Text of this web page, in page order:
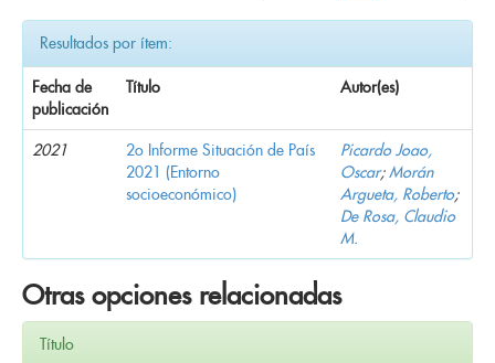
Resultados por ítem:
Fecha de
publicación
Título Autor(es)
2021
2o Informe Situación de País
2021 (Entorno
socioeconómico)
Picardo Joao,
Oscar;Morán
Argueta, Roberto;
De Rosa, Claudio
M.
Otras opciones relacionadas
Título